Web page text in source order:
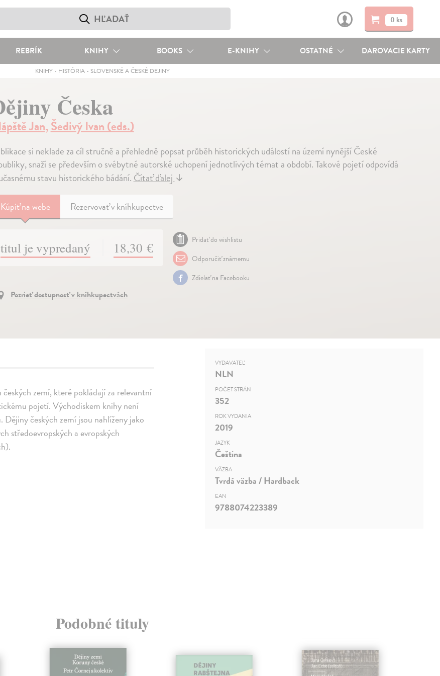
0 ks
REBRÍK KNIHY BOOKS E-KNIHY OSTATNÉ DAROVACIE KARTY
KNIHY- HISTÓRIA- SLOVENSKÉ A ČESKÉ DEJINY
Česka
Jan,Šedivý Ivan (eds.)
si neklade za cíl stručně a přehledně popsat průběh historických událostí na území nynější České
snaží se především o svébytné autorské uchopení jednotlivých témat a období. Takové pojetí odpovídá
stavu historického bádání.Čítať ďalej↓
Kúpiťna webe Rezervovať v kníhkupectve
titul je vypredaný 18,30 €
Pridať do wishlistu
Odporučiť známemu
Zdielať na Facebooku
Pozrieť dostupnosť v kníhkupectvách
zemí, které pokládají za relevantní
pojetí. Východiskem knihy není
českých zemí jsou nahlíženy jako
středoevropských a evropských
VYDAVATEĽ
NLN
POČET STRÁN
352
ROK VYDANIA
2019
JAZYK
Čeština
VÄZBA
Tvrdá väzba / Hardback
EAN
9788074223389
Podobné tituly